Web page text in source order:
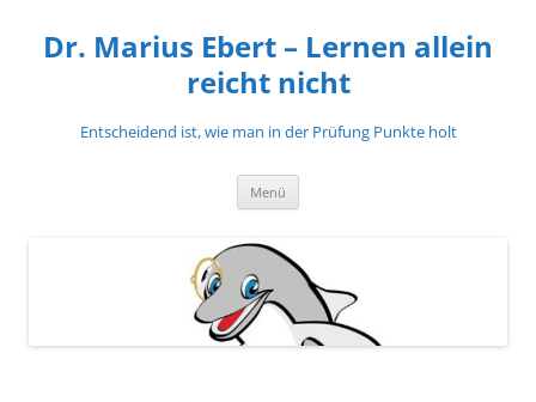
springen
Dr. Marius Ebert – Lernen allein
reicht nicht
Entscheidend ist, wie man in der Prüfung Punkte holt
Menü